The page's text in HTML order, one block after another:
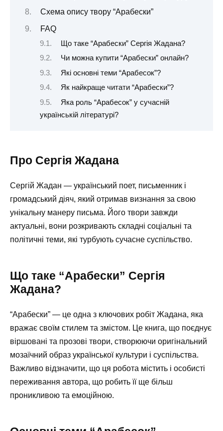
Схема опису твору “Арабески”
FAQ
Що таке “Арабески” Сергія Жадана?
Чи можна купити “Арабески” онлайн?
Які основні теми “Арабесок”?
Як найкраще читати “Арабески”?
Яка роль “Арабесок” у сучасній
українській літературі?
Про Сергія Жадана
Сергій Жадан — український поет, письменник і
громадський діяч, який отримав визнання за свою
унікальну манеру письма. Його твори завжди
актуальні, вони розкривають складні соціальні та
політичні теми, які турбують сучасне суспільство.
Що таке “Арабески” Сергія
Жадана?
“Арабески” — це одна з ключових робіт Жадана, яка
вражає своїм стилем та змістом. Це книга, що поєднує
віршовані та прозові твори, створюючи оригінальний
мозаїчний образ української культури і суспільства.
Важливо відзначити, що ця робота містить і особисті
переживання автора, що робить її ще більш
проникливою та емоційною.